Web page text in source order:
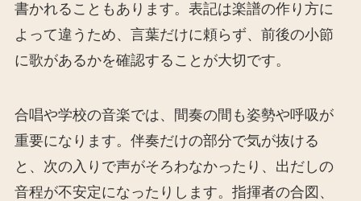
書かれることもあります。表記は楽譜の作り方に
よって違うため、言葉だけに頼らず、前後の小節
に歌があるかを確認することが大切です。
合唱や学校の音楽では、間奏の間も姿勢や呼吸が
重要になります。伴奏だけの部分で気が抜ける
と、次の入りで声がそろわなかったり、出だしの
音程が不安定になったりします。指揮者の合図、